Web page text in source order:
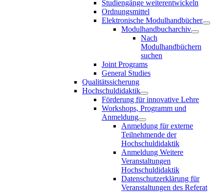
Studiengänge weiterentwickeln
Ordnungsmittel
Elektronische Modulhandbücher
Modulhandbucharchiv
Nach
Modulhandbüchern
suchen
Joint Programs
General Studies
Qualitätssicherung
Hochschuldidaktik
Förderung für innovative Lehre
Workshops, Programm und
Anmeldung
Anmeldung für externe
Teilnehmende der
Hochschuldidaktik
Anmeldung Weitere
Veranstaltungen
Hochschuldidaktik
Datenschutzerklärung für
Veranstaltungen des Referat